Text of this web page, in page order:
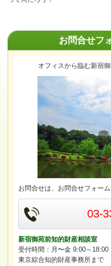
お問合せフ
オフィスから臨む新宿御
お問合せは、お問合せフォー
03-
新宿御苑前知的財産相談室
受付時間：月〜金 9:00～18:00
東京綜合知的財産事務所まで